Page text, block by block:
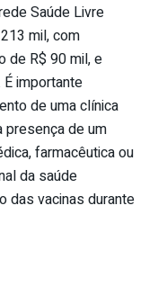
Saúde Livre
mil, com
de R$ 90 mil, e
importante
de uma clínica
presença de um
farmacêutica ou
da saúde
das vacinas durante